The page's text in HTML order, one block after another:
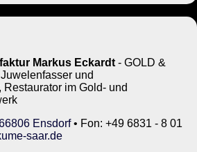
Markus Eckardt - GOLD &
und
im Gold- und
Ensdorf• Fon: +49 6831 - 8 01
saar.de